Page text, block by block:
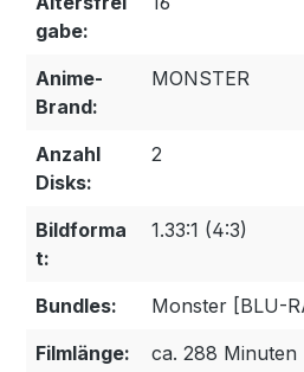
gabe:
Anime-
Brand:
MONSTER
Anzahl
Disks:
2
Bildforma
t:
1.33:1 (4:3)
Bundles:
Monster [BLU-
Filmlänge:
ca. 288 Minuten